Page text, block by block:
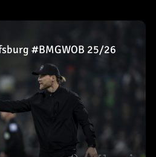
#BMGWOB 25/26